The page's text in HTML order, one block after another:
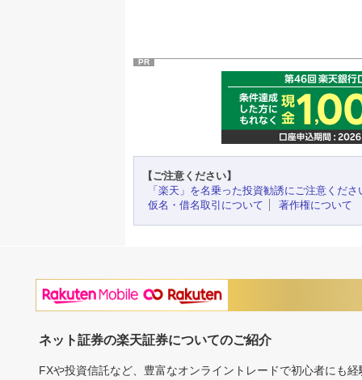
PR
【ご注意ください】
「楽天」を名乗った投資勧誘にご注意くださ
仮名・借名取引について
著作権について
ネット証券の楽天証券についてのご紹介
FXや投資信託など、豊富なオンライントレードで初心者にも